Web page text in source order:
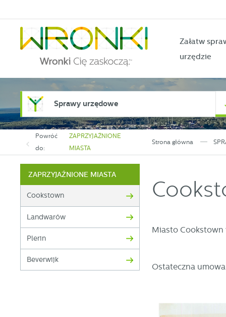
Załatw
urzędzie
Sprawy urzędowe
Powróć
do:
ZAPRZYJAŹNIONE
MIASTA
Strona główna
ZAPRZYJAŹNIONE MIASTA
Cookstown
Landwarów
Plerin
Beverwijk
Miasto Cookstown
Ostateczna